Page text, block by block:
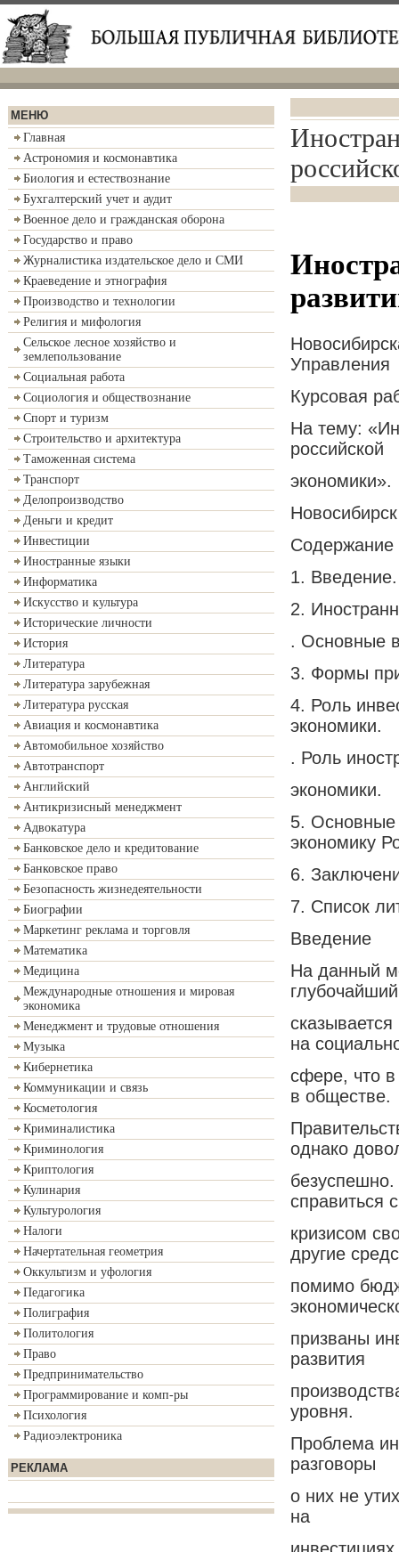
МЕНЮ
Главная
Астрономия и космонавтика
Биология и естествознание
Бухгалтерский учет и аудит
Военное дело и гражданская оборона
Государство и право
Журналистика издательское дело и СМИ
Краеведение и этнография
Производство и технологии
Религия и мифология
Сельское лесное хозяйство и
землепользование
Социальная работа
Социология и обществознание
Спорт и туризм
Строительство и архитектура
Таможенная система
Транспорт
Делопроизводство
Деньги и кредит
Инвестиции
Иностранные языки
Информатика
Искусство и культура
Исторические личности
История
Литература
Литература зарубежная
Литература русская
Авиация и космонавтика
Автомобильное хозяйство
Автотранспорт
Английский
Антикризисный менеджмент
Адвокатура
Банковское дело и кредитование
Банковское право
Безопасность жизнедеятельности
Биографии
Маркетинг реклама и торговля
Математика
Медицина
Международные отношения и мировая
экономика
Менеджмент и трудовые отношения
Музыка
Кибернетика
Коммуникации и связь
Косметология
Криминалистика
Криминология
Криптология
Кулинария
Культурология
Налоги
Начертательная геометрия
Оккультизм и уфология
Педагогика
Полиграфия
Политология
Право
Предпринимательство
Программирование и комп-ры
Психология
Радиоэлектроника
РЕКЛАМА
Управления
Курсовая
На тему:
российской
экономики».
Содержание
1. Введение.
2.
. Основные
3. Формы
4. Роль
экономики.
. Роль
экономики.
5. Основные
экономику
6.
7. Список
Введение
На данный
на
сфере, что
в обществе.
однако
справиться с
кризисом
другие
помимо
призваны
развития
уровня.
Проблема
разговоры
о них не
на